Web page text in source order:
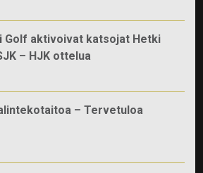
Golf aktivoivat katsojat Hetki
– HJK ottelua
– Tervetuloa